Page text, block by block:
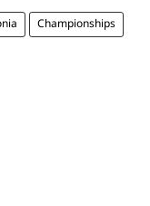
Championships